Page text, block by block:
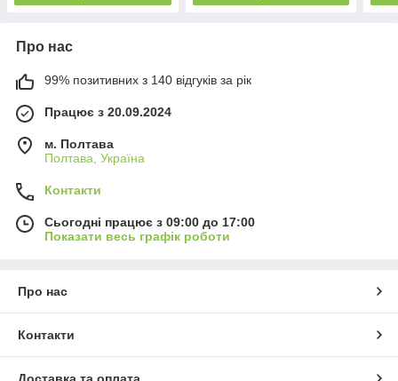
Про нас
99% позитивних з 140 відгуків за рік
Працює з 20.09.2024
м. Полтава
Полтава, Україна
Контакти
Сьогодні працює з 09:00 до 17:00
Показати весь графік роботи
Про нас
Контакти